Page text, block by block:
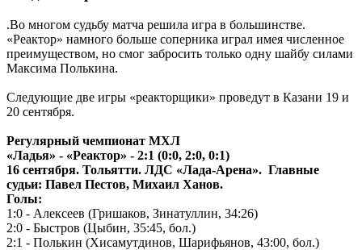
.Во многом судьбу матча решила игра в большинстве.
«Реактор» намного больше соперника играл имея численное
преимуществом, но смог забросить только одну шайбу силами
Максима Полькина.
Следующие две игры «реакторщики» проведут в Казани 19 и
20 сентября.
Регулярный чемпионат МХЛ
«Ладья» - «Реактор» - 2:1 (0:0, 2:0, 0:1)
16 сентября. Тольятти. ЛДС «Лада-Арена». Главные
судьи: Павел Пестов, Михаил Ханов.
Голы:
1:0 - Алексеев (Гришаков, Зинатуллин, 34:26)
2:0 - Быстров (Цыбин, 35:45, бол.)
2:1 - Полькин (Хисамутдинов, Шарифьянов, 43:00, бол.)